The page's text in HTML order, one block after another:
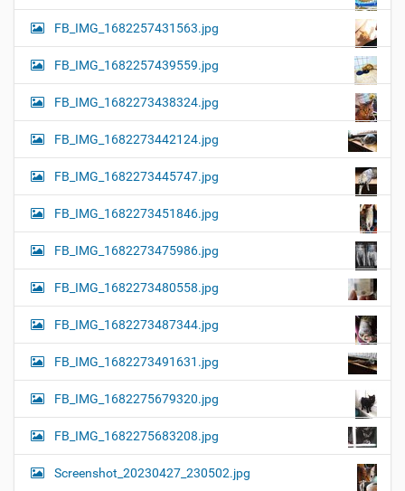
FB_IMG_1682257431563.jpg
FB_IMG_1682257439559.jpg
FB_IMG_1682273438324.jpg
FB_IMG_1682273442124.jpg
FB_IMG_1682273445747.jpg
FB_IMG_1682273451846.jpg
FB_IMG_1682273475986.jpg
FB_IMG_1682273480558.jpg
FB_IMG_1682273487344.jpg
FB_IMG_1682273491631.jpg
FB_IMG_1682275679320.jpg
FB_IMG_1682275683208.jpg
Screenshot_20230427_230502.jpg